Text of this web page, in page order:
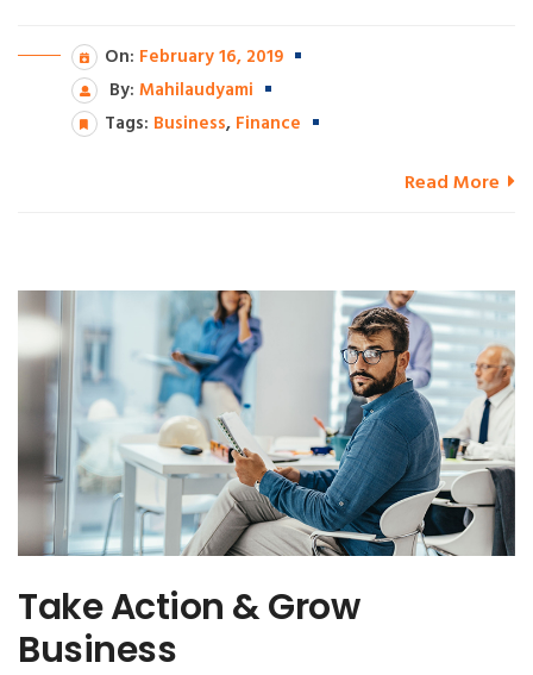
On: February 16, 2019
By: Mahilaudyami
Tags: Business, Finance
Read More
Take Action & Grow
Business